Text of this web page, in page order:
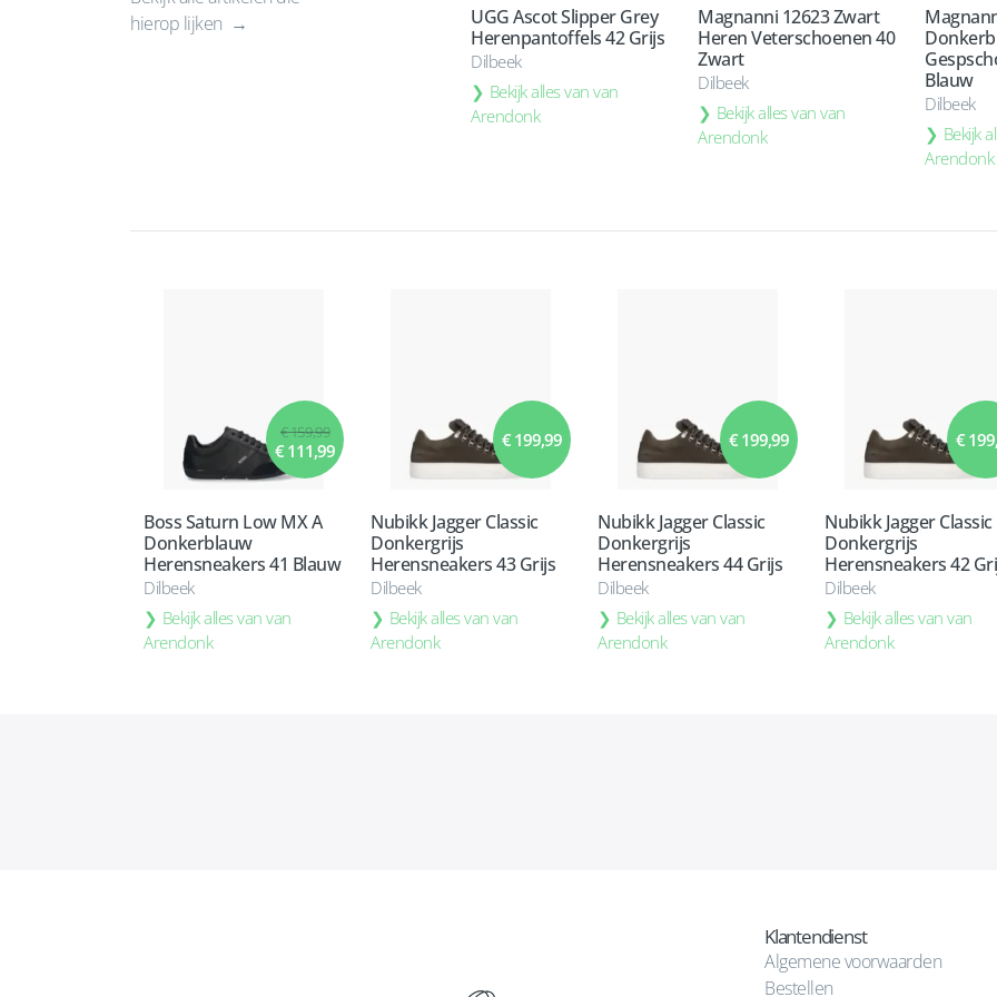
hierop lijken
UGG Ascot Slipper Grey
Herenpantoffels 42 Grijs
Dilbeek
Bekijk alles van van
Arendonk
Magnanni 12623 Zwart
Heren Veterschoenen 40
Zwart
Dilbeek
Bekijk alles van van
Arendonk
Blauw
Dilbeek
Bekijk
Arendonk
€ 159,99
€ 111,99
Boss Saturn Low MX A
Donkerblauw
Herensneakers 41 Blauw
Dilbeek
Bekijk alles van van
Arendonk
€ 199,99
Nubikk Jagger Classic
Donkergrijs
Herensneakers 43 Grijs
Dilbeek
Bekijk alles van van
Arendonk
€ 199,99
Nubikk Jagger Classic
Donkergrijs
Herensneakers 44 Grijs
Dilbeek
Bekijk alles van van
Arendonk
€
Nubikk Jagger Classic
Donkergrijs
Herensneakers 42
Dilbeek
Bekijk alles van van
Arendonk
Klantendienst
Algemene voorwaarden
Bestellen